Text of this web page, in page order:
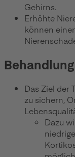
Gehirns.
Erhöhte
können
Behandlung
Das Ziel der
zu sichern,
Dazu